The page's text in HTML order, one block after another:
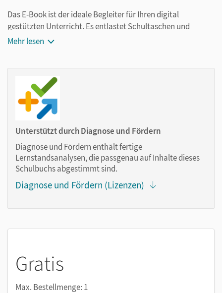
Das E-Book ist der ideale Begleiter für Ihren digital
gestützten Unterricht. Es entlastet Schultaschen und
Rucksäcke und ist jederzeit unkompliziert verfügbar.
Notizen erstellen
Markierungen setzen
Text ergänzen
im Text suchen
zoomen
Die Medien sind wichtige Bestandteile dieses E-Books. Sie
sind seitengenau platziert, damit Sie und Ihre Schüler/-innen
gestalten Sie das Lehren und Lernen zeitsparend und
Medien in diesem E-Book:
Mehr lesen
Unterstützt durch Diagnose und Fördern
Diagnose und Fördern enthält fertige
Lernstandsanalysen, die passgenau auf Inhalte dieses
Schulbuchs abgestimmt sind.
Diagnose und Fördern (Lizenzen)
Gratis
Max. Bestellmenge: 1